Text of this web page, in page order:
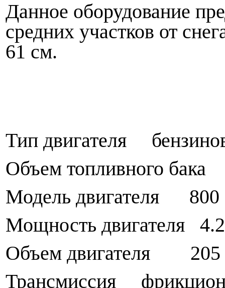
Данное оборудование
средних участков от
61 см.
Тип двигателя
Объем топливного
Модель двигателя 800
Мощность двигателя
Объем двигателя 205
Трансмиссия